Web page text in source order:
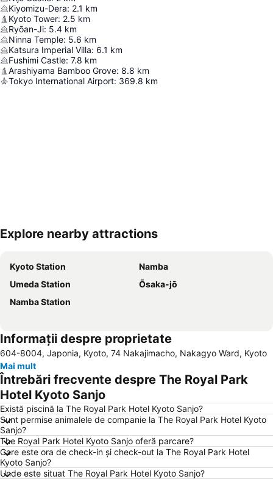
Kiyomizu-Dera: 2.1 km
Kyoto Tower: 2.5 km
Ryōan-Ji: 5.4 km
Ninna Temple: 5.6 km
Katsura Imperial Villa: 6.1 km
Fushimi Castle: 7.8 km
Arashiyama Bamboo Grove: 8.8 km
Tokyo International Airport: 369.8 km
Explore nearby attractions
Kyoto Station
Namba
Umeda Station
Ōsaka-jō
Namba Station
Informații despre proprietate
604-8004, Japonia, Kyoto, 74 Nakajimacho, Nakagyo Ward, Kyoto
Mai mult
Întrebări frecvente despre The Royal Park
Hotel Kyoto Sanjo
Există piscină la The Royal Park Hotel Kyoto Sanjo?
Sunt permise animalele de companie la The Royal Park Hotel Kyoto
Sanjo?
The Royal Park Hotel Kyoto Sanjo oferă parcare?
Care este ora de check-in și check-out la The Royal Park Hotel
Kyoto Sanjo?
Unde este situat The Royal Park Hotel Kyoto Sanjo?